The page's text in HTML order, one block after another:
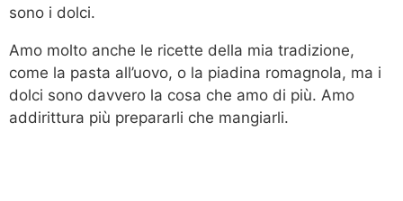
sono i dolci.
Amo molto anche le ricette della mia tradizione,
come la pasta all’uovo, o la piadina romagnola, ma i
dolci sono davvero la cosa che amo di più. Amo
addirittura più prepararli che mangiarli.